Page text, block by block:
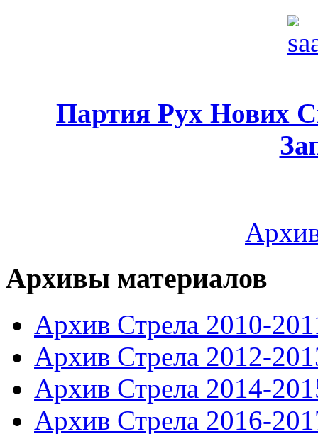
Партия Рух Нових
Архивы материалов
Архив Стрела 2010-
Архив Стрела 2012-
Архив Стрела 2014-
Архив Стрела 2016-